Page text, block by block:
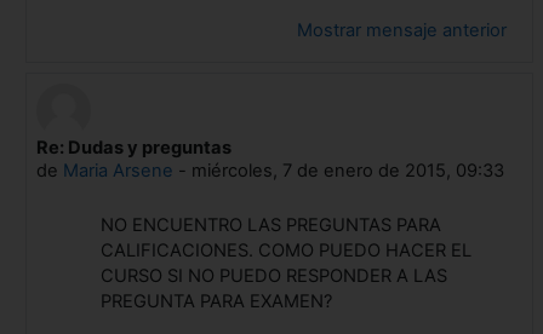
Mostrar mensaje anterior
En respuesta a Gonzalo Castells Ortells
Re: Dudas y preguntas
de Maria Arsene - miércoles, 7 de enero de 2015, 09:33
NO ENCUENTRO LAS PREGUNTAS PARA
CALIFICACIONES. COMO PUEDO HACER EL
CURSO SI NO PUEDO RESPONDER A LAS
PREGUNTA PARA EXAMEN?